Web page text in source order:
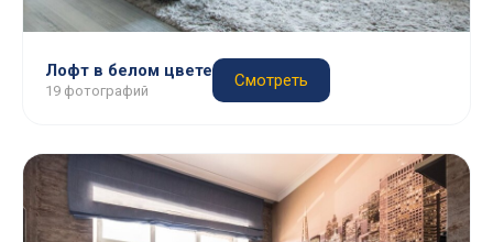
Лофт в белом цвете
19 фотографий
Смотреть